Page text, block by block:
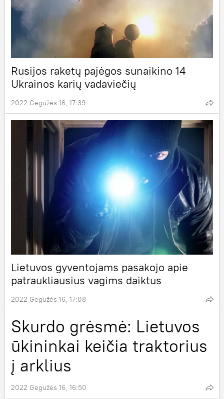
Rusijos raketų pajėgos sunaikino 14
Ukrainos karių vadaviečių
2022 Gegužės 16, 17:39
Lietuvos gyventojams pasakojo apie
patraukliausius vagims daiktus
2022 Gegužės 16, 17:08
Skurdo grėsmė: Lietuvos
ūkininkai keičia traktorius
į arklius
2022 Gegužės 16, 16:50